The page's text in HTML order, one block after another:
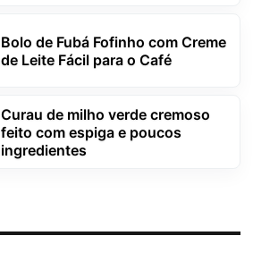
Bolo de Fubá Fofinho com Creme
de Leite Fácil para o Café
Curau de milho verde cremoso
feito com espiga e poucos
ingredientes